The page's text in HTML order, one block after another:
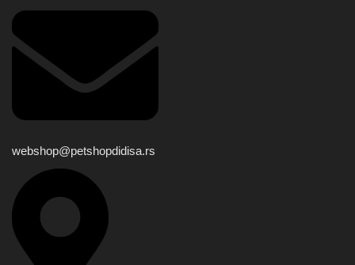
webshop@petshopdidisa.rs